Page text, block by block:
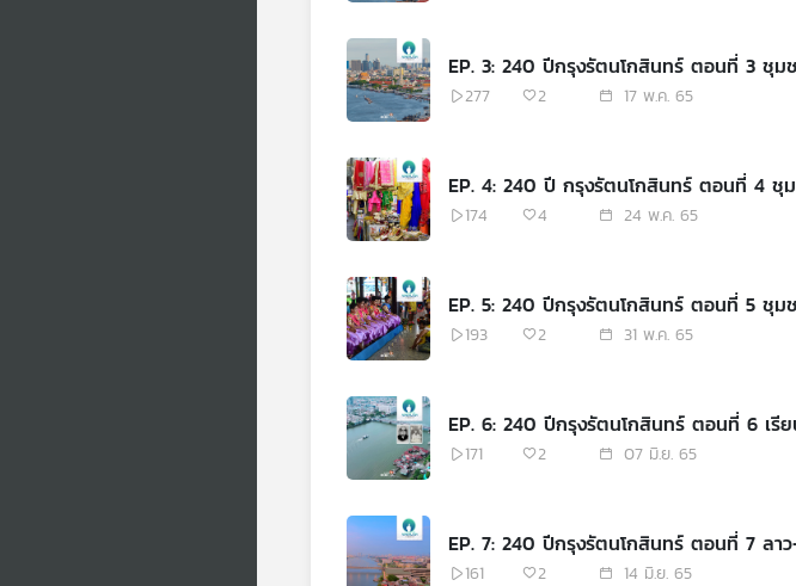
EP. 3: 240 ปีกรุงรัตนโกสินทร์ ตอนที่ 3 ชุม
277 2 17 พ.ค. 65
EP.
174 4 24 พ.ค. 65
EP. 5: 240 ปีกรุงรัตนโกสินทร์ ตอนที่ 5 ชุม
193 2 31 พ.ค. 65
EP.
171 2 07 มิ.ย. 65
EP. 7:
161 2 14 มิ.ย. 65